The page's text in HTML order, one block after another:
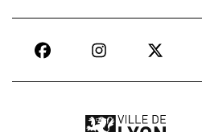
Ville de Lyon | lien